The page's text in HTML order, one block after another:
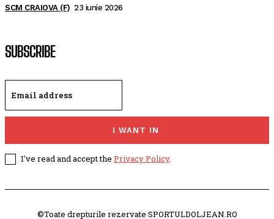
SCM CRAIOVA (F) 23 iunie 2026
SUBSCRIBE
I WANT IN
I've read and accept the Privacy Policy.
©Toate drepturile rezervate SPORTULDOLJEAN.RO